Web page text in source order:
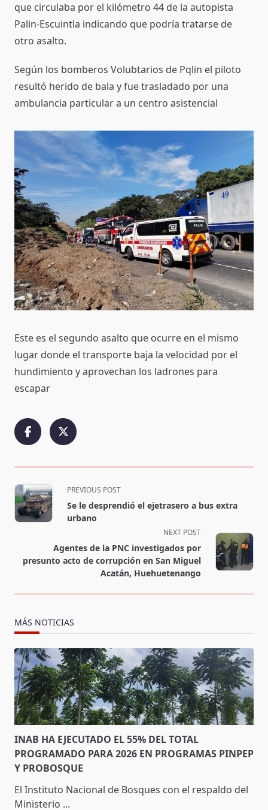
que circulaba por el kilómetro 44 de la autopista
Palin-Escuintla indicando que podría tratarse de
otro asalto.
Según los bomberos Volubtarios de Pqlin el piloto
resultó herido de bala y fue trasladado por una
ambulancia particular a un centro asistencial
Este es el segundo asalto que ocurre en el mismo
lugar donde el transporte baja la velocidad por el
hundimiento y aprovechan los ladrones para
escapar
<span
class="nav-
subtitle
text">Page</span>
PREVIOUS POST
Se le desprendió el ejetrasero a bus extra
urbano
NEXT POST
Agentes de la PNC investigados por
presunto acto de corrupción en San Miguel
Acatán, Huehuetenango
MÁS NOTICIAS
INAB HA EJECUTADO EL 55% DEL TOTAL
PROGRAMADO PARA 2026 EN PROGRAMAS PINPEP
Y PROBOSQUE
El Instituto Nacional de Bosques con el respaldo del
Ministerio ...